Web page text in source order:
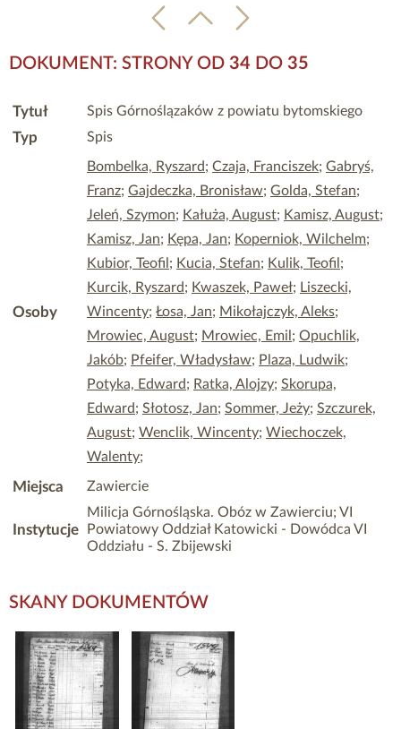
DOKUMENT: STRONY OD 34 DO 35
Tytuł Spis Górnoślązaków z powiatu bytomskiego
Typ Spis
Osoby
Bombelka, Ryszard; Czaja, Franciszek; Gabryś,
Franz; Gajdeczka, Bronisław; Golda, Stefan;
Jeleń, Szymon; Kałuża, August; Kamisz, August;
Kamisz, Jan; Kępa, Jan; Koperniok, Wilchelm;
Kubior, Teofil ; Kucia, Stefan; Kulik, Teofil ;
Kurcik, Ryszard; Kwaszek, Paweł; Liszecki,
Wincenty; Łosa, Jan; Mikołajczyk, Aleks;
Mrowiec, August; Mrowiec, Emil ; Opuchlik,
Jakób; Pfeifer, Władysław; Plaza, Ludwik;
Potyka, Edward; Ratka, Alojzy; Skorupa,
Edward; Słotosz, Jan; Sommer, Jeży; Szczurek,
August; Wenclik, Wincenty; Wiechoczek,
Walenty;
Miejsca Zawiercie
Instytucje
Milicja Górnośląska. Obóz w Zawierciu; VI
Powiatowy Oddział Katowicki - Dowódca VI
Oddziału - S. Zbijewski
SKANY DOKUMENTÓW